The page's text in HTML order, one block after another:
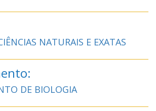
NATURAIS E EXATAS
DE BIOLOGIA